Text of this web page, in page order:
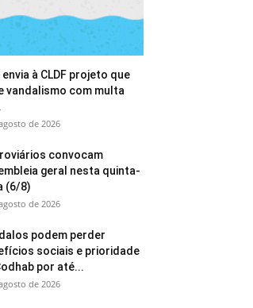
envia à CLDF projeto que
vandalismo com multa
de 2026
convocam
geral nesta quinta-
(6/8)
de 2026
podem perder
sociais e prioridade
por até...
de 2026